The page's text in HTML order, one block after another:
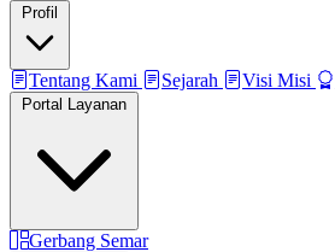
Profil
Tentang Kami Sejarah Visi Misi
Portal Layanan
Gerbang Semar